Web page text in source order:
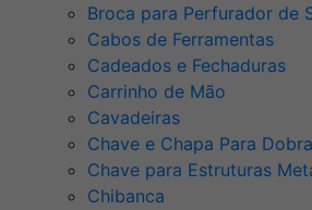
Broca para Perfurador de
Cabos de Ferramentas
Cadeados e Fechaduras
Carrinho de Mão
Cavadeiras
Chave e Chapa Para
Chave para Estruturas
Chibanca